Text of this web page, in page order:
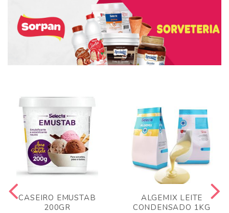
CASEIRO EMUSTAB
200GR
ALGEMIX LEITE
CONDENSADO 1KG